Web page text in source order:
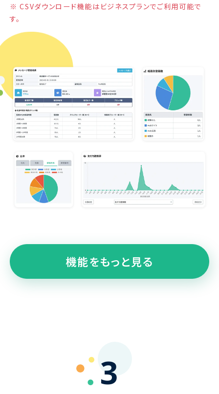
※ CSVダウンロード機能はビジネスプランでご利用可能で
す。
機能をもっと見る
3